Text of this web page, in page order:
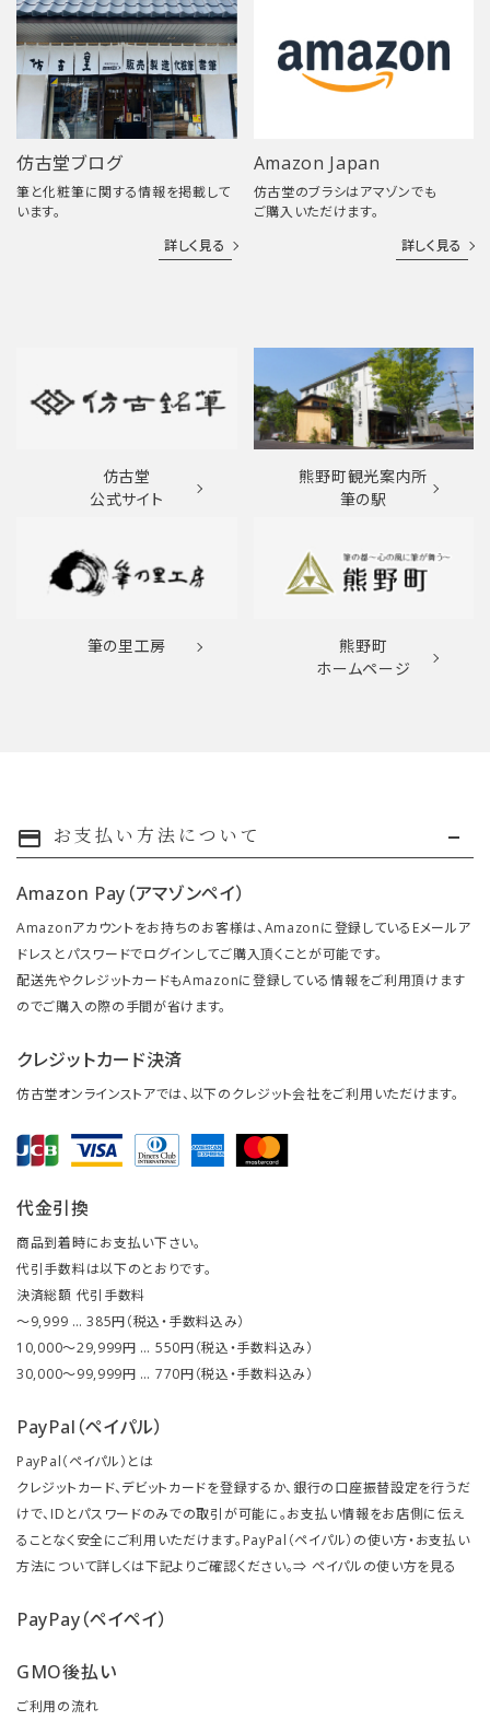
仿古堂ブログ
筆と化粧筆に関する情報を掲載して
います。
詳しく見る
Amazon Japan
仿古堂のブラシはアマゾンでも
ご購入いただけます。
詳しく見る
仿古堂
公式サイト
熊野町観光案内所
筆の駅
筆の里工房
熊野町
ホームページ
payment お支払い方法について
Amazon Pay（アマゾンペイ）
Amazonアカウントをお持ちのお客様は、Amazonに登録しているEメールア
ドレスとパスワードでログインしてご購入頂くことが可能です。
配送先やクレジットカードもAmazonに登録している情報をご利用頂けます
のでご購入の際の手間が省けます。
クレジットカード決済
仿古堂オンラインストアでは、以下のクレジット会社をご利用いただけます。
代金引換
商品到着時にお支払い下さい。
代引手数料は以下のとおりです。
決済総額 代引手数料
～9,999 … 385円（税込・手数料込み）
10,000～29,999円 … 550円（税込・手数料込み）
30,000～99,999円 … 770円（税込・手数料込み）
PayPal（ペイパル）
PayPal（ペイパル）とは
クレジットカード、デビットカードを登録するか、銀行の口座振替設定を行うだ
けで、IDとパスワードのみでの取引が可能に。お支払い情報をお店側に伝え
ることなく安全にご利用いただけます。PayPal（ペイパル）の使い方・お支払い
方法について詳しくは下記よりご確認ください。⇒ ペイパルの使い方を見る
PayPay（ペイペイ）
GMO後払い
ご利用の流れ